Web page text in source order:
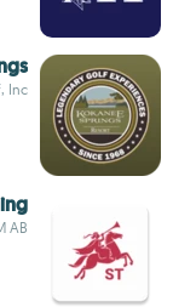
Inc.
AB